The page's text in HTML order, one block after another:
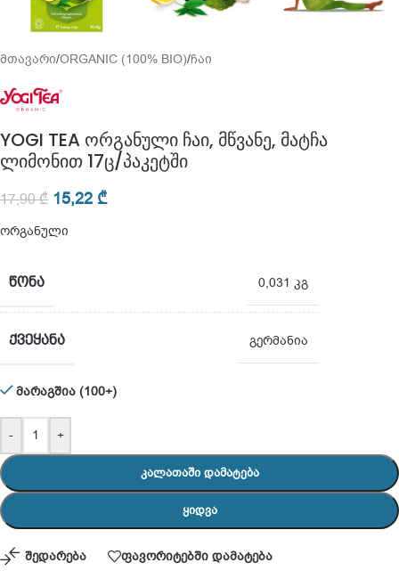
მთავარი/ORGANIC (100% BIO)/ჩაი
YOGI TEA ორგანული ჩაი, მწვანე, მატჩა
ლიმონით 17ც/პაკეტში
17,90₾ 15,22 ₾
ორგანული
ᲬᲝᲜᲐ 0,031 კგ
ᲥᲕᲔᲧᲐᲜᲐ გერმანია
მარაგშია (100+)
- +
ᲙᲐᲚᲐᲗᲐᲨᲘ ᲓᲐᲛᲐᲢᲔᲑᲐ
ᲧᲘᲓᲕᲐ
შედარება ფავორიტებში დამატება